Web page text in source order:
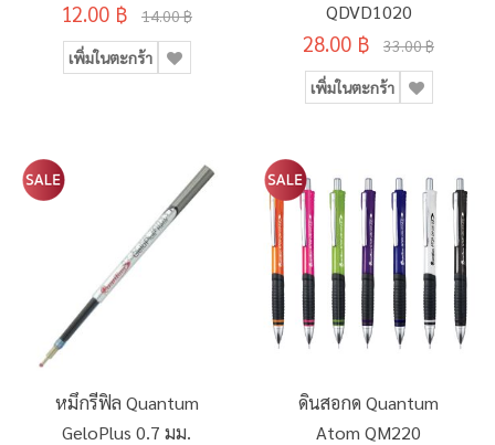
12.00 ฿ 14.00 ฿
เพิ่มในตะกร้า
QDVD1020
28.00 ฿ 33.00 ฿
เพิ่มในตะกร้า
หมึกรีฟิล Quantum
GeloPlus 0.7 มม.
ดินสอกด Quantum
Atom QM220